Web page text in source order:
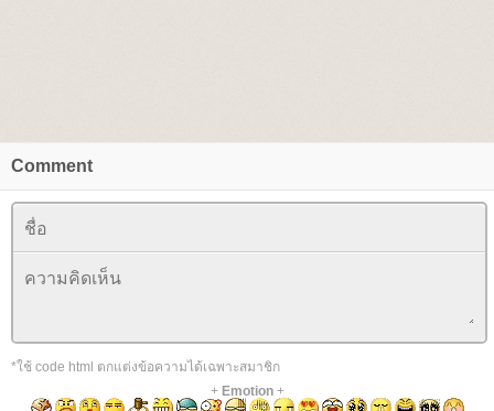
Comment
*ใช้ code html ตกแต่งข้อความได้เฉพาะสมาชิก
+ Emotion+